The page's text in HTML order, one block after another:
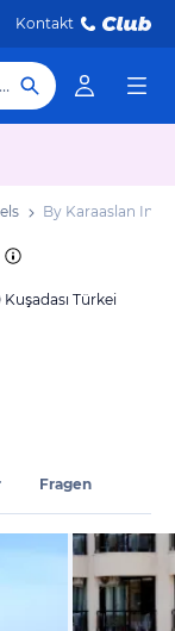
Kontakt
Hotel, Reiseziel
By Karaaslan Inn
Türkei
Fragen